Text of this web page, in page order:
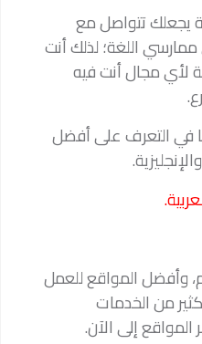
يجعلك تتواصل مع
اللغة؛ لذلك أنت
لأي مجال أنت فيه
في التعرف على أفضل
المواقع للعمل
من الخدمات
إلى الآن.